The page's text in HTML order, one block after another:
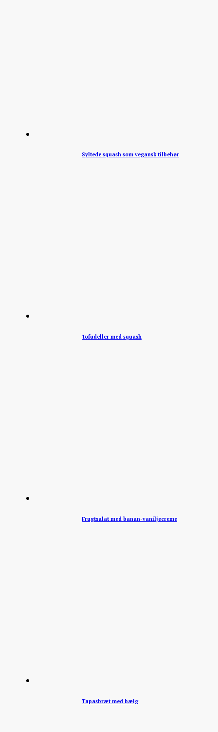
Syltede squash som vegansk tilbehør
Tofudeller med squash
Frugtsalat med banan-vaniljecreme
Tapasbræt med bælg